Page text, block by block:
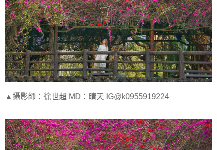
▲攝影師：徐世超 MD：晴天 IG@k0955919224